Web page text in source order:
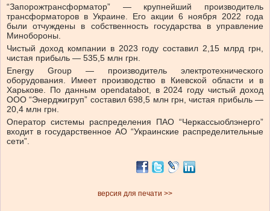
“Запорожтрансформатор” — крупнейший производитель
трансформаторов в Украине. Его акции 6 ноября 2022 года
были отчуждены в собственность государства в управление
Минобороны.
Чистый доход компании в 2023 году составил 2,15 млрд грн,
чистая прибыль — 535,5 млн грн.
Energy Group — производитель электротехнического
оборудования. Имеет производство в Киевской области и в
Харькове. По данным opendatabot, в 2024 году чистый доход
ООО “Энерджигруп” составил 698,5 млн грн, чистая прибыль —
20,4 млн грн.
Оператор системы распределения ПАО “Черкассыоблэнерго”
входит в государственное АО “Украинские распределительные
сети”.
версия для печати >>